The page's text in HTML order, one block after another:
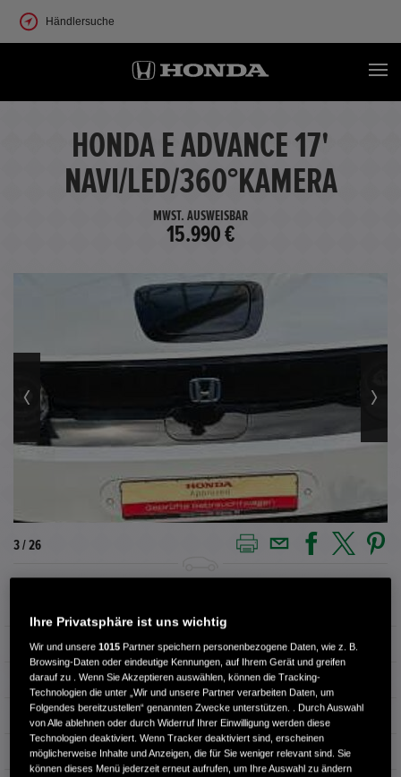
Händlersuche
HONDA E ADVANCE 17'
NAVI/LED/360°KAMERA
MWST. AUSWEISBAR
15.990 €
3 / 26
Kilometerstand 51.040 km
Kraftstoffart Elektro
Getriebe Automatik
Türen 4
Ihre Privatsphäre ist uns wichtig
Wir und unsere1015 Partner speichern personenbezogene Daten, wie z. B.
Browsing-Daten oder eindeutige Kennungen, auf Ihrem Gerät und greifen
darauf zu . Wenn Sie Akzeptieren auswählen, können die Tracking-
Technologien die unter „Wir und unsere Partner verarbeiten Daten, um
Folgendes bereitzustellen“ genannten Zwecke unterstützen. . Durch Auswahl
von Alle ablehnen oder durch Widerruf Ihrer Einwilligung werden diese
Technologien deaktiviert. Wenn Tracker deaktiviert sind, erscheinen
möglicherweise Inhalte und Anzeigen, die für Sie weniger relevant sind. Sie
können dieses Menü jederzeit erneut aufrufen, um Ihre Auswahl zu ändern